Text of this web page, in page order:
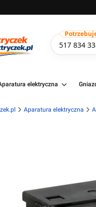
517 834
elektryczna
Aparatura elektryczna